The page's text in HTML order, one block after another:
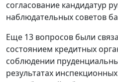
согласование кандидатур
наблюдательных советов
Еще 13 вопросов были
состоянием кредитных
соблюдении
результатах